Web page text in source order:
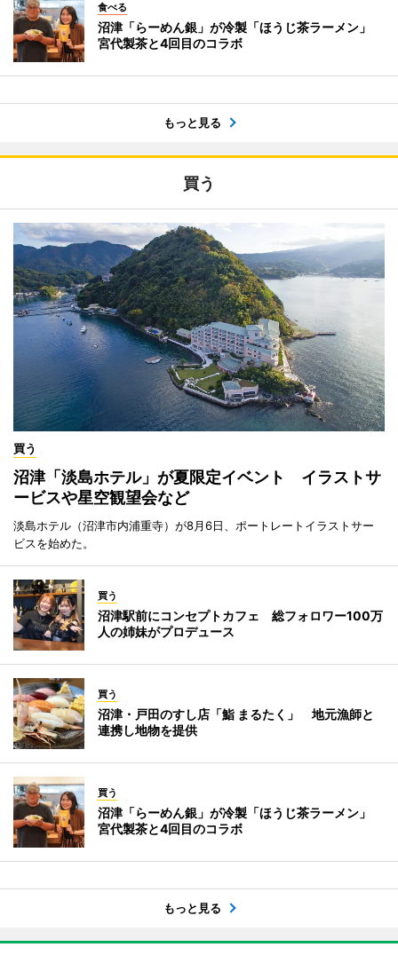
食べる
沼津「らーめん銀」が冷製「ほうじ茶ラーメン」
宮代製茶と4回目のコラボ
もっと見る
買う
買う
沼津「淡島ホテル」が夏限定イベント イラストサ
ービスや星空観望会など
淡島ホテル（沼津市内浦重寺）が8月6日、ポートレートイラストサー
ビスを始めた。
買う
沼津駅前にコンセプトカフェ 総フォロワー100万
人の姉妹がプロデュース
買う
沼津・戸田のすし店「鮨 まるたく」 地元漁師と
連携し地物を提供
買う
沼津「らーめん銀」が冷製「ほうじ茶ラーメン」
宮代製茶と4回目のコラボ
もっと見る